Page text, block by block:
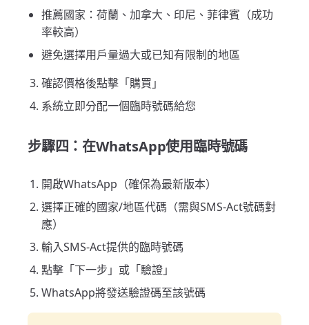
推薦國家：荷蘭、加拿大、印尼、菲律賓（成功
率較高）
避免選擇用戶量過大或已知有限制的地區
確認價格後點擊「購買」
系統立即分配一個臨時號碼給您
步驟四：在WhatsApp使用臨時號碼
開啟WhatsApp（確保為最新版本）
選擇正確的國家/地區代碼（需與SMS-Act號碼對
應）
輸入SMS-Act提供的臨時號碼
點擊「下一步」或「驗證」
WhatsApp將發送驗證碼至該號碼